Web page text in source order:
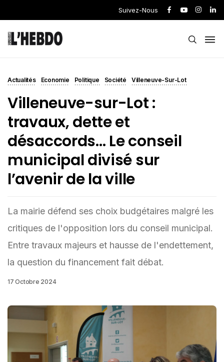
Suivez-Nous
Actualités Economie Politique Société Villeneuve-Sur-Lot
Villeneuve-sur-Lot :
travaux, dette et
désaccords… Le conseil
municipal divisé sur
l’avenir de la ville
La mairie défend ses choix budgétaires malgré les
critiques de l'opposition lors du conseil municipal.
Entre travaux majeurs et hausse de l'endettement,
la question du financement fait débat.
17 Octobre 2024